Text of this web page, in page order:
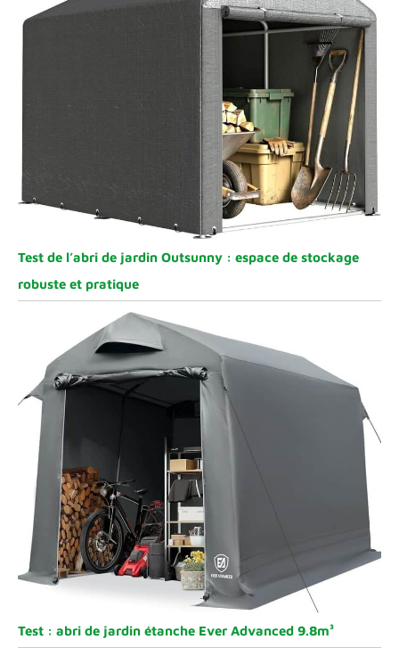
Test de l’abri de jardin Outsunny : espace de stockage
robuste et pratique
Test : abri de jardin étanche Ever Advanced 9.8m³